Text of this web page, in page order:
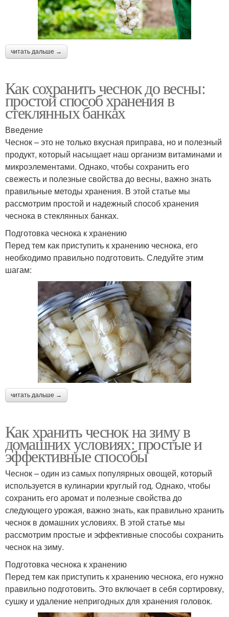
читать дальше →
Как сохранить чеснок до весны:
простой способ хранения в
стеклянных банках
Введение
Чеснок – это не только вкусная приправа, но и полезный
продукт, который насыщает наш организм витаминами и
микроэлементами. Однако, чтобы сохранить его
свежесть и полезные свойства до весны, важно знать
правильные методы хранения. В этой статье мы
рассмотрим простой и надежный способ хранения
чеснока в стеклянных банках.
Подготовка чеснока к хранению
Перед тем как приступить к хранению чеснока, его
необходимо правильно подготовить. Следуйте этим
шагам:
читать дальше →
Как хранить чеснок на зиму в
домашних условиях: простые и
эффективные способы
Чеснок – один из самых популярных овощей, который
используется в кулинарии круглый год. Однако, чтобы
сохранить его аромат и полезные свойства до
следующего урожая, важно знать, как правильно хранить
чеснок в домашних условиях. В этой статье мы
рассмотрим простые и эффективные способы сохранить
чеснок на зиму.
Подготовка чеснока к хранению
Перед тем как приступить к хранению чеснока, его нужно
правильно подготовить. Это включает в себя сортировку,
сушку и удаление непригодных для хранения головок.